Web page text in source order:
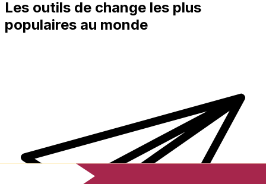
Les outils de change les plus
populaires au monde